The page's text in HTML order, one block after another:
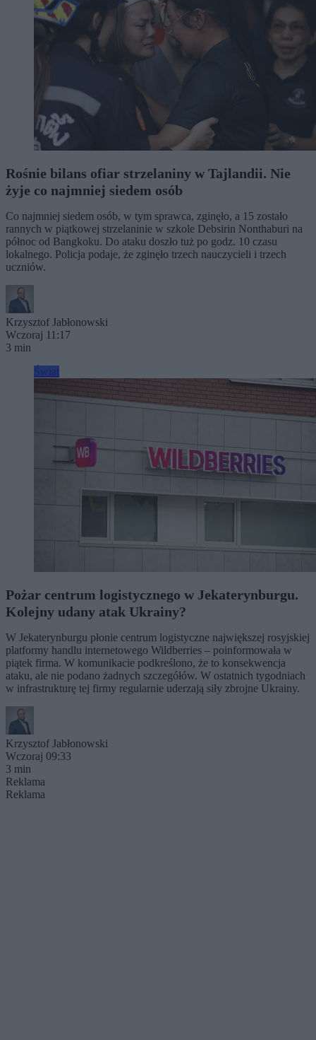
Rośnie bilans ofiar strzelaniny w Tajlandii. Nie
żyje co najmniej siedem osób
Co najmniej siedem osób, w tym sprawca, zginęło, a 15 zostało
rannych w piątkowej strzelaninie w szkole Debsirin Nonthaburi na
północ od Bangkoku. Do ataku doszło tuż po godz. 10 czasu
lokalnego. Policja podaje, że zginęło trzech nauczycieli i trzech
uczniów.
Krzysztof Jabłonowski
Wczoraj 11:17
3 min
Pożar centrum logistycznego w Jekaterynburgu.
Kolejny udany atak Ukrainy?
W Jekaterynburgu płonie centrum logistyczne największej rosyjskiej
platformy handlu internetowego Wildberries – poinformowała w
piątek firma. W komunikacie podkreślono, że to konsekwencja
ataku, ale nie podano żadnych szczegółów. W ostatnich tygodniach
w infrastrukturę tej firmy regularnie uderzają siły zbrojne Ukrainy.
Krzysztof Jabłonowski
Wczoraj 09:33
3 min
Reklama
Reklama